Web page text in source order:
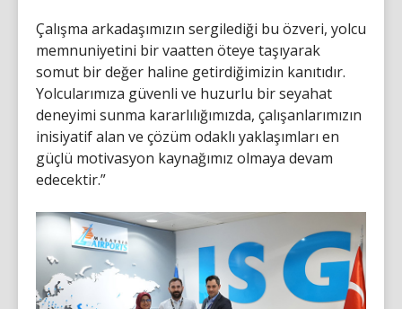
Çalışma arkadaşımızın sergilediği bu özveri, yolcu
memnuniyetini bir vaatten öteye taşıyarak
somut bir değer haline getirdiğimizin kanıtıdır.
Yolcularımıza güvenli ve huzurlu bir seyahat
deneyimi sunma kararlılığımızda, çalışanlarımızın
inisiyatif alan ve çözüm odaklı yaklaşımları en
güçlü motivasyon kaynağımız olmaya devam
edecektir.”